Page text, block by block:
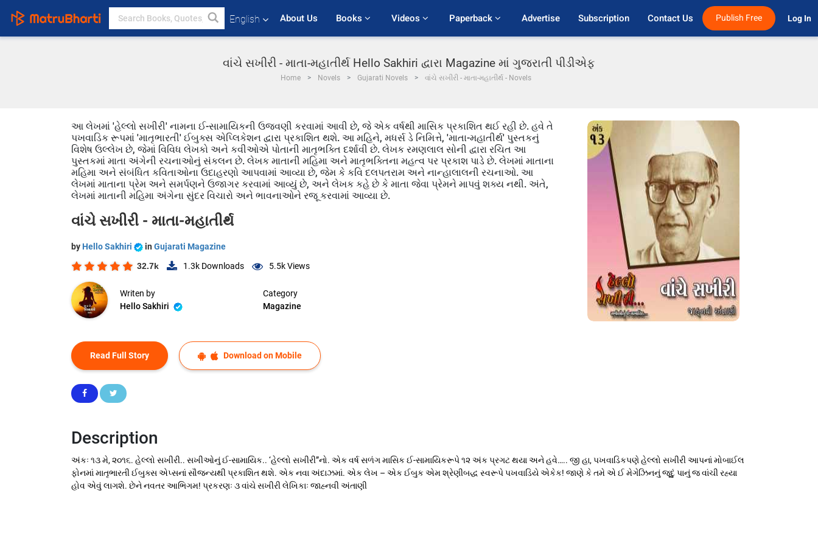
English About Us Books Videos Paperback Advertise Subscription Contact Us Publish Free Log In
વાંચે સખીરી - માતા-મહાતીર્થ Hello Sakhiri દ્વારા Magazine માં ગુજરાતી પીડીએફ
Home Novels Gujarati Novels વાંચે સખીરી - માતા-મહાતીર્થ - Novels
આ લેખમાં 'હેલ્લો સખીરી' નામના ઈ-સામાયિકની ઉજવણી કરવામાં આવી છે, જે એક વર્ષથી માસિક પ્રકાશિત થઈ રહી છે. હવે તે
પખવાડિક રૂપમાં 'માતૃભારતી' ઈબુક્સ એપ્લિકેશન દ્વારા પ્રકાશિત થશે. આ મહિને, મધર્સ ડે નિમિત્તે, 'માતા-મહાતીર્થ' પુસ્તકનું
વિશેષ ઉલ્લેખ છે, જેમાં વિવિધ લેખકો અને કવીઓએ પોતાની માતૃભક્તિ દર્શાવી છે. લેખક રમણલાલ સોની દ્વારા રચિત આ
પુસ્તકમાં માતા અંગેની રચનાઓનું સંકલન છે. લેખક માતાની મહિમા અને માતૃભક્તિના મહત્વ પર પ્રકાશ પાડે છે. લેખમાં માતાના
મહિમા અને સંબંધિત કવિતાઓના ઉદાહરણો આપવામાં આવ્યા છે, જેમ કે કવિ દલપતરામ અને નાન્હાલાલની રચનાઓ. આ
લેખમાં માતાના પ્રેમ અને સમર્પણને ઉજાગર કરવામાં આવ્યું છે, અને લેખક કહે છે કે માતા જેવા પ્રેમને માપવું શક્ય નથી. અંતે,
લેખમાં માતાની મહિમા અંગેના સુંદર વિચારો અને ભાવનાઓને રજૂ કરવામાં આવ્યા છે.
વાંચે સખીરી - માતા-મહાતીર્થ
by Hello Sakhiri in Gujarati Magazine
32.7k 1.3k Downloads 5.5kViews
Writen by
Hello Sakhiri
Category
Magazine
Read Full Story Download on Mobile
Description
અંકઃ ૧૩ મે, ૨૦૧૬. હેલ્લો સખીરી.. સખીઓનું ઈ-સામાયિક.. ‘હેલ્લો સખીરી”નો. એક વર્ષ સળંગ માસિક ઈ-સામાયિકરૂપે ૧૨ અંક પ્રગટ થયા અને હવે….. જી હા, પખવાડિકપણે હેલ્લો સખીરી આપનાં મોબાઈલ
ફોનમાં માતૃભારતી ઈબુક્સ એપ્સનાં સૌજન્યથી પ્રકાશિત થશે. એક નવા અંદાઝમાં. એક લેખ – એક ઈબુક એમ શ્રેણીબદ્ધ સ્વરૂપે પખવાડિયે એકેક! જાણે કે તમે એ ઈ મેગેઝિનનું જૂદું પાનું જ વાંચી રહ્યા
હોવ એવું લાગશે. છેને નવતર આભિગમ! પ્રકરણઃ ૩ વાંચે સખીરી લેખિકાઃ જાહ્નવી અંતાણી